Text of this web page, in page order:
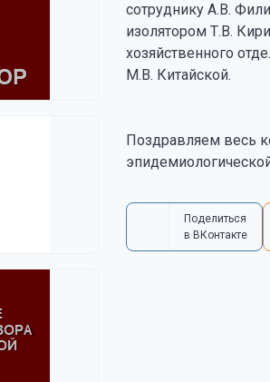
сотруднику А.В.
изолятором Т.В.
хозяйственного
М.В. Китайской.
Поздравляем весь
Поделиться
в ВКонтакте